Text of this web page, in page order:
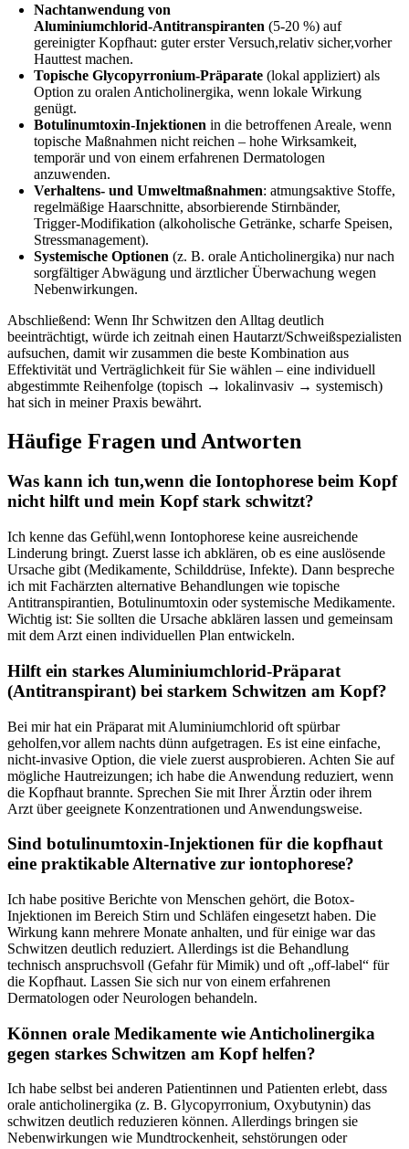
Nachtanwendung von
Aluminiumchlorid‑Antitranspiranten (5-20 %) auf
gereinigter‍ Kopfhaut: guter erster Versuch,relativ ⁤sicher,vorher
Hauttest machen.
Topische Glycopyrronium‑Präparate(lokal​ appliziert) als
Option zu oralen Anticholinergika, wenn⁣ lokale Wirkung
genügt.
Botulinumtoxin‑Injektionen in die betroffenen Areale, ​wenn
‍topische Maßnahmen nicht reichen – hohe‍ Wirksamkeit,
temporär und von einem erfahrenen Dermatologen
anzuwenden.
Verhaltens- und Umweltmaßnahmen: atmungsaktive Stoffe,
regelmäßige Haarschnitte, absorbierende Stirnbänder,
Trigger‑Modifikation (alkoholische Getränke, scharfe Speisen,
Stressmanagement).
Systemische​ Optionen (z. ‌B. ⁤orale Anticholinergika) nur nach
sorgfältiger Abwägung und ärztlicher Überwachung wegen
Nebenwirkungen.
Abschließend: Wenn⁣ Ihr Schwitzen den ⁤Alltag deutlich
beeinträchtigt, würde ⁣ich zeitnah einen Hautarzt/Schweißspezialisten
aufsuchen, damit wir zusammen die beste Kombination aus
⁣Effektivität und Verträglichkeit für Sie wählen – eine individuell
abgestimmte Reihenfolge (topisch → lokalinvasiv → systemisch)
hat sich in meiner Praxis bewährt.
Häufige Fragen und Antworten
Was kann ich tun,wenn die Iontophorese beim Kopf
nicht hilft und⁤ mein Kopf stark⁣ schwitzt?
Ich kenne das​ Gefühl,wenn Iontophorese keine ausreichende
Linderung bringt. Zuerst lasse ich abklären, ob es eine auslösende
Ursache gibt (Medikamente, Schilddrüse, Infekte). Dann bespreche
ich mit Fachärzten ‍alternative Behandlungen wie topische
Antitranspirantien, Botulinumtoxin oder systemische⁢ Medikamente.‍
Wichtig ist: Sie sollten die ⁣Ursache abklären lassen und ‌gemeinsam ​
mit dem ⁤Arzt einen ‌individuellen Plan entwickeln.
Hilft ein starkes Aluminiumchlorid-Präparat
(Antitranspirant) bei starkem Schwitzen am Kopf?
Bei ​mir hat⁣ ein Präparat mit Aluminiumchlorid oft spürbar
geholfen,vor allem⁣ nachts dünn aufgetragen. Es ist eine einfache,
nicht-invasive Option, die viele zuerst​ ausprobieren. Achten Sie ‌auf
mögliche Hautreizungen; ich habe die Anwendung reduziert, wenn
‍die Kopfhaut brannte. Sprechen Sie mit Ihrer Ärztin oder ihrem
Arzt über geeignete Konzentrationen und Anwendungsweise.
Sind botulinumtoxin-Injektionen für die kopfhaut
eine praktikable Alternative zur iontophorese?
Ich habe​ positive Berichte von Menschen gehört, die Botox-
Injektionen im Bereich Stirn und Schläfen eingesetzt haben. Die
Wirkung kann mehrere Monate⁤ anhalten, und für einige war das
⁣Schwitzen⁢ deutlich reduziert. Allerdings ⁢ist die Behandlung
technisch anspruchsvoll (Gefahr für Mimik) und oft „off-label“ für
die Kopfhaut. Lassen Sie sich nur von einem erfahrenen
Dermatologen oder ⁣Neurologen‌ behandeln.
Können orale Medikamente wie ‌Anticholinergika
gegen starkes Schwitzen am Kopf‌ helfen?
Ich habe selbst bei​ anderen⁤ Patientinnen und Patienten⁢ erlebt, dass
orale anticholinergika (z. B. Glycopyrronium, Oxybutynin) das
schwitzen‍ deutlich reduzieren können. ⁢Allerdings bringen ⁣sie
‌Nebenwirkungen wie‌ Mundtrockenheit, sehstörungen oder